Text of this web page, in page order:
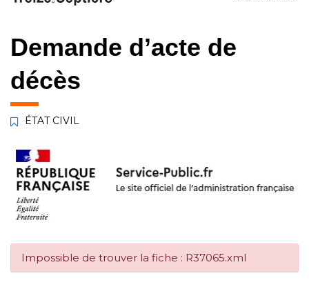
Demande d’acte de
décès
ÉTAT CIVIL
Impossible de trouver la fiche : R37065.xml